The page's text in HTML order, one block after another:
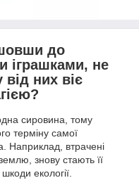
до
іграшками, не
них віє
сировина, тому
терміну самої
Наприклад, втрачені
знову стають її
екології.